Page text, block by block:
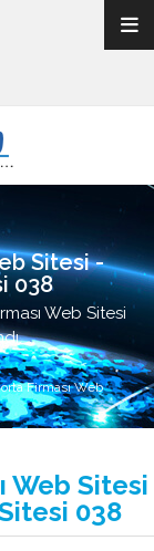
Sitesi -
038
Web Sitesi
Firması Web
Web Sitesi
038